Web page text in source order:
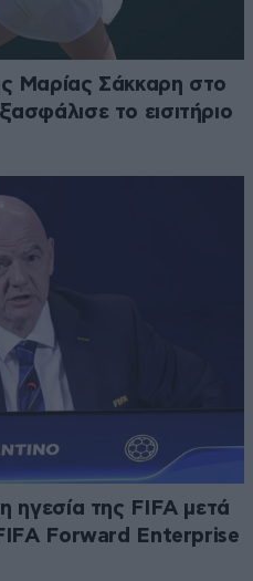
Μαρίας Σάκκαρη στο
το εισιτήριο
ηγεσία της FIFA μετά
FIFA Forward Enterprise